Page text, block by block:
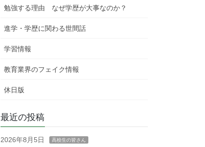
勉強する理由 なぜ学歴が大事なのか？
進学・学歴に関わる世間話
学習情報
教育業界のフェイク情報
休日版
最近の投稿
2026年8月5日 高校生の皆さん